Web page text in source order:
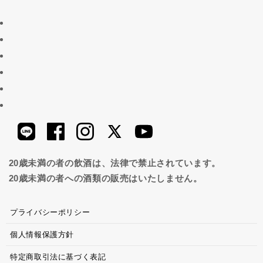
20歳未満の者の飲酒は、法律で禁止されています。
20歳未満の者への酒類の販売はいたしません。
プライバシーポリシー
個人情報保護方針
特定商取引法に基づく表記